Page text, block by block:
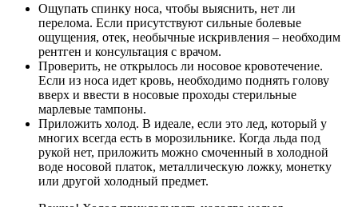
Ощупать спинку носа, чтобы выяснить, нет ли
перелома. Если присутствуют сильные болевые
ощущения, отек, необычные искривления – необходим
рентген и консультация с врачом.
Проверить, не открылось ли носовое кровотечение.
Если из носа идет кровь, необходимо поднять голову
вверх и ввести в носовые проходы стерильные
марлевые тампоны.
Приложить холод. В идеале, если это лед, который у
многих всегда есть в морозильнике. Когда льда под
рукой нет, приложить можно смоченный в холодной
воде носовой платок, металлическую ложку, монетку
или другой холодный предмет.